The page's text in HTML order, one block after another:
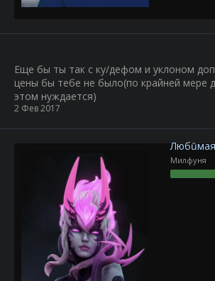
Еще бы ты так с ку/дефом и уклоном
цены бы тебе не было(по крайней мере
этом нуждается)
2 Фев 2017
Любūмая
Милфуня